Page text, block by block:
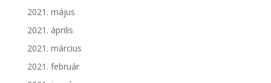
2021. május
2021. április
2021. március
2021. február